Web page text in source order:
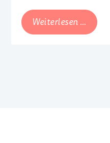
Weiterlesen … Was
kann